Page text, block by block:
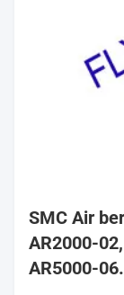
SMC Air
AR2000-
AR5000-